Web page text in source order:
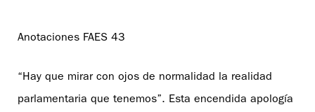
Anotaciones FAES 43
“Hay que mirar con ojos de normalidad la realidad
parlamentaria que tenemos”. Esta encendida apología